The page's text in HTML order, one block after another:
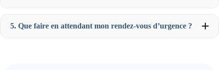
5. Que faire en attendant mon rendez-vous d’urgence ?